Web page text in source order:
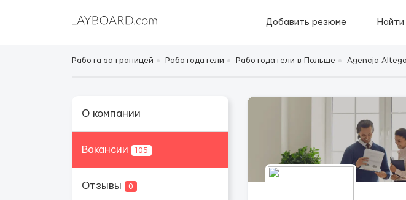
Добавить резюме
Работа за границей Работодатели Работодатели в Польше Agencja Altego
О компании
Вакансии 105
Отзывы 0